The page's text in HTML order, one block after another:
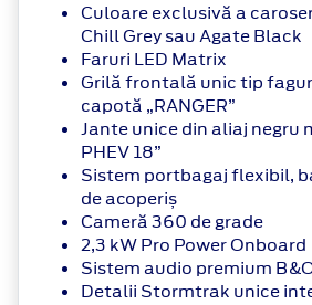
Culoare exclusivă a
Chill Grey sau Agate Black
Faruri LED Matrix
Grilă frontală unic tip
capotă „RANGER”
Jante unice din aliaj negru
PHEV 18”
Sistem portbagaj flexibil,
de acoperiș
Cameră 360 de grade
2,3 kW Pro Power Onboard
Sistem audio premium
Detalii Stormtrak unice